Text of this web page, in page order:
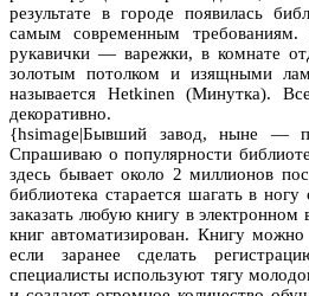
результате в городе появилась
самым современным
рукавички — варежки, в комнате
золотым потолком и изящными
называется Hetkinen (Минутка).
декоративно.
{hsimage|Бывший завод, ныне —
Спрашиваю о популярности
здесь бывает около 2 миллионов
библиотека старается шагать в
заказать любую книгу в электронном
книг автоматизирован. Книгу
если заранее сделать
специалисты используют тягу